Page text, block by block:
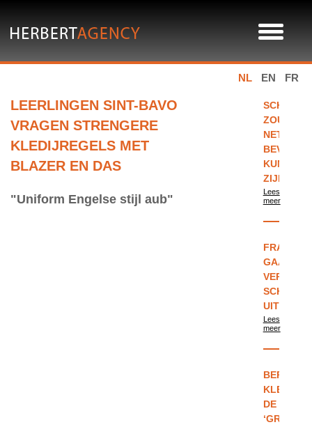
NL EN FR
LEERLINGEN SINT-BAVO
VRAGEN STRENGERE
KLEDIJREGELS MET
BLAZER EN DAS
"Uniform Engelse stijl aub"
ZOUDEN
NET
KUNNEN
ZIJN
Lees
meer
GAAT
Lees
meer
BERNARD
KLEEDT
DE